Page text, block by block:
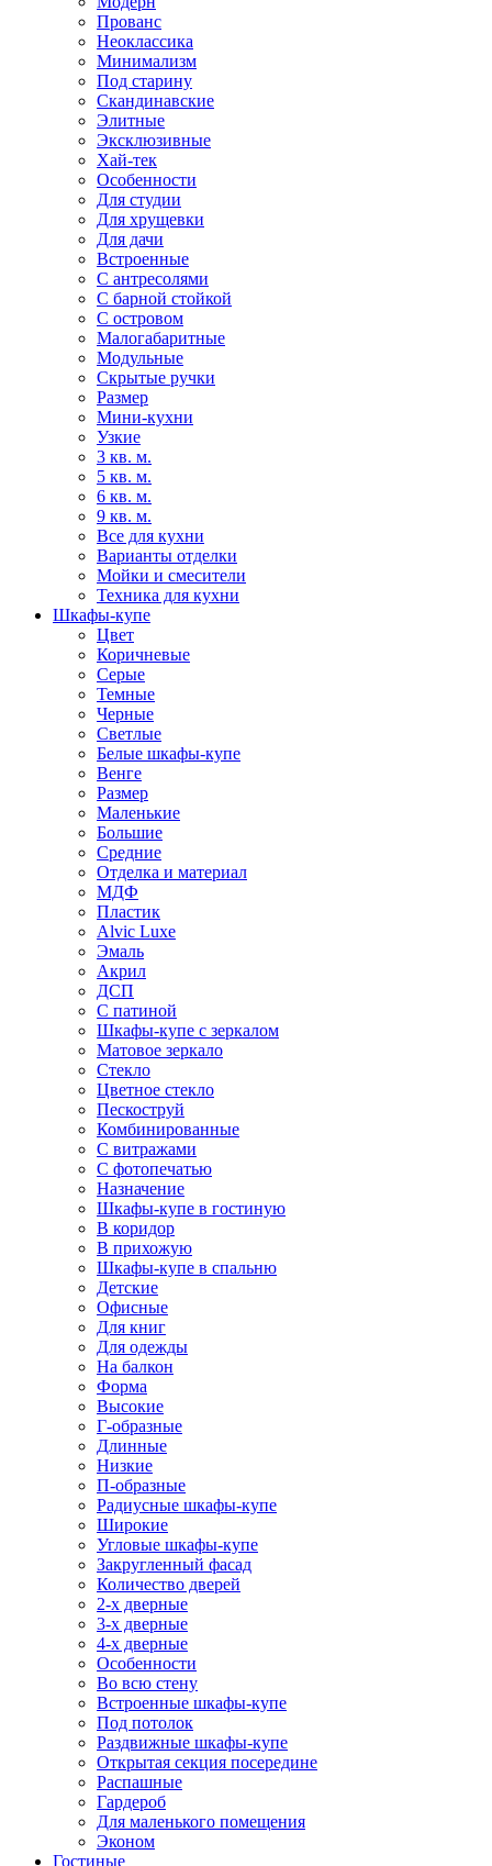
Прованс
Неоклассика
Минимализм
Под старину
Скандинавские
Элитные
Эксклюзивные
Хай-тек
Особенности
Для студии
Для хрущевки
Для дачи
Встроенные
С антресолями
С барной стойкой
С островом
Малогабаритные
Модульные
Скрытые ручки
Размер
Мини-кухни
Узкие
3 кв. м.
5 кв. м.
6 кв. м.
9 кв. м.
Все для кухни
Варианты отделки
Мойки и смесители
Техника для кухни
Шкафы-купе
Цвет
Коричневые
Серые
Темные
Черные
Светлые
Белые шкафы-купе
Венге
Размер
Маленькие
Большие
Средние
Отделка и материал
МДФ
Пластик
Alvic Luxe
Эмаль
Акрил
ДСП
С патиной
Шкафы-купе с зеркалом
Матовое зеркало
Стекло
Цветное стекло
Пескоструй
Комбинированные
С витражами
С фотопечатью
Назначение
Шкафы-купе в гостиную
В коридор
В прихожую
Шкафы-купе в спальню
Детские
Офисные
Для книг
Для одежды
На балкон
Форма
Высокие
Г-образные
Длинные
Низкие
П-образные
Радиусные шкафы-купе
Широкие
Угловые шкафы-купе
Закругленный фасад
Количество дверей
2-х дверные
3-х дверные
4-х дверные
Особенности
Во всю стену
Встроенные шкафы-купе
Под потолок
Раздвижные шкафы-купе
Открытая секция посередине
Распашные
Гардероб
Для маленького помещения
Эконом
Гостиные